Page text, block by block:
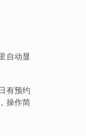
自动显
有预约
操作简